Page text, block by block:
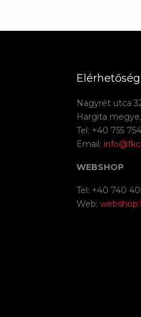
Elérhetőség
Nagyrét utca
Hargita
Tel: +40 755
Email:
WEBSHOP
Tel: +40 740
Web: